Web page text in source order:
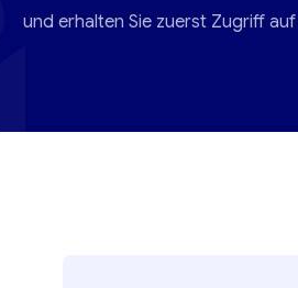
und erhalten Sie zuerst Zugriff